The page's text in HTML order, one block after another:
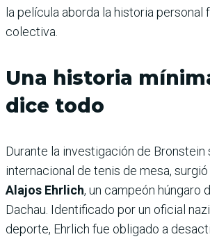
la película aborda la historia personal
colectiva.
Una historia
dice todo
Durante la investigación de
internacional de tenis de mesa,
Alajos Ehrlich, un campeón húngaro
Dachau. Identificado por un oficial
deporte, Ehrlich fue obligado a